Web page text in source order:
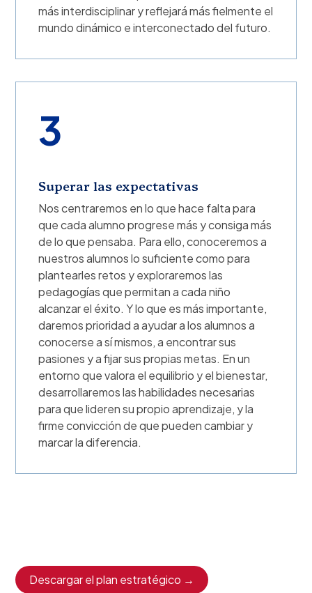
más interdisciplinar y reflejará más fielmente el
mundo dinámico e interconectado del futuro.
3
Superar las expectativas
Nos centraremos en lo que hace falta para
que cada alumno progrese más y consiga más
de lo que pensaba. Para ello, conoceremos a
nuestros alumnos lo suficiente como para
plantearles retos y exploraremos las
pedagogías que permitan a cada niño
alcanzar el éxito. Y lo que es más importante,
daremos prioridad a ayudar a los alumnos a
conocerse a sí mismos, a encontrar sus
pasiones y a fijar sus propias metas. En un
entorno que valora el equilibrio y el bienestar,
desarrollaremos las habilidades necesarias
para que lideren su propio aprendizaje, y la
firme convicción de que pueden cambiar y
marcar la diferencia.
Descargar el plan estratégico →